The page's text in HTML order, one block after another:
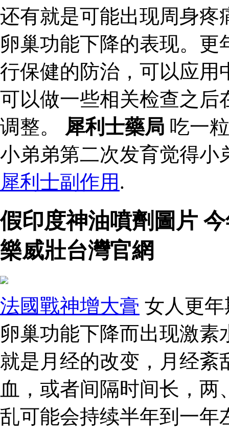
还有就是可能出现周身疼
卵巢功能下降的表现。
行保健的防治，可以应用
可以做一些相关检查之后
调整。 犀利士藥局 吃一
小弟弟第二次发育觉得小
犀利士副作用 .
假印度神油噴劑圖片
樂威壯台灣官網
法國戰神增大膏 女人更
卵巢功能下降而出现激
就是月经的改变，月经紊
血，或者间隔时间长，
乱可能会持续半年到一年